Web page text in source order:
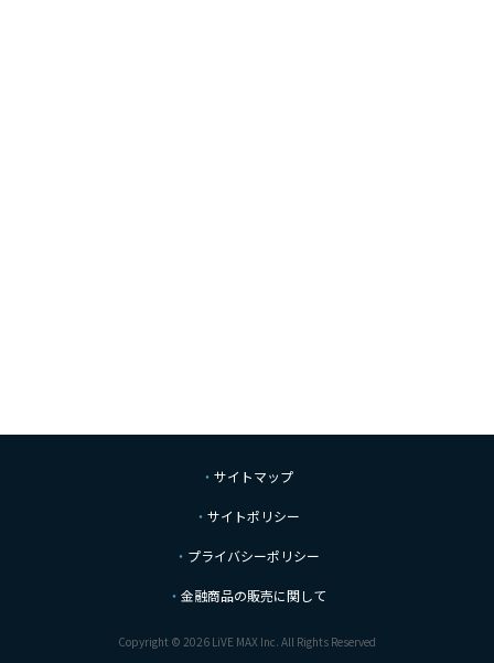
サイトマップ
サイトポリシー
プライバシーポリシー
金融商品の販売に関して
Copyright © 2026 LiVE MAX Inc. All Rights Reserved